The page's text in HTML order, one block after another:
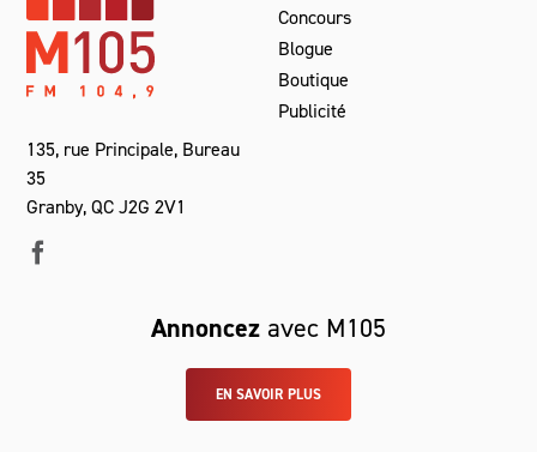
135, rue Principale, Bureau
35
Granby, QC J2G 2V1
Concours
Blogue
Boutique
Publicité
Annoncez avec M105
EN SAVOIR PLUS